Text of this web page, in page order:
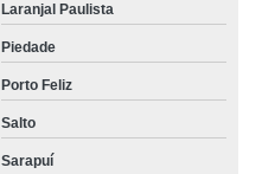
Laranjal Paulista
Piedade
Porto Feliz
Salto
Sarapuí